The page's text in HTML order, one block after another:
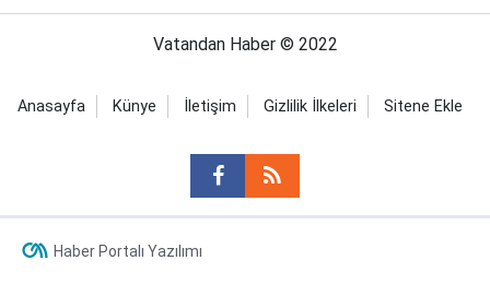
Vatandan Haber © 2022
Anasayfa Künye İletişim Gizlilik İlkeleri Sitene Ekle
Haber Portalı Yazılımı